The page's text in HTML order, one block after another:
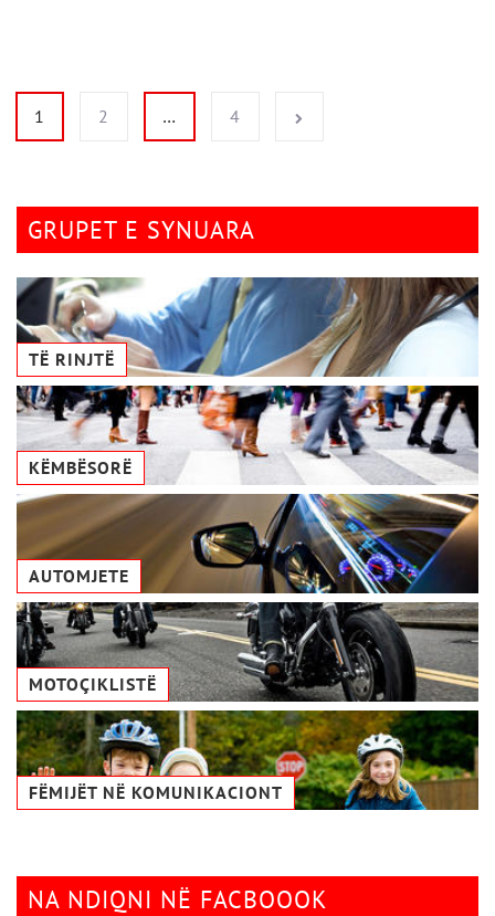
Faqosje postimesh
1 2 … 4
GRUPET E SYNUARA
TË RINJTË
KËMBËSORË
AUTOMJETE
MOTOÇIKLISTË
FËMIJËT NË KOMUNIKACIONТ
NA NDIQNI NË FACBOOOK